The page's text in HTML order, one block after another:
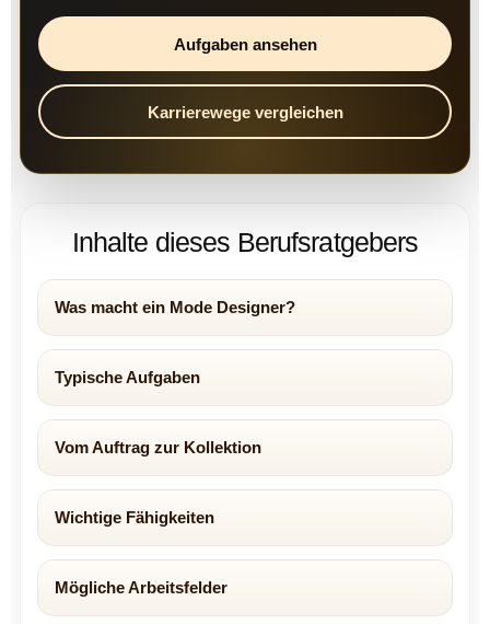
Aufgaben ansehen
Karrierewege vergleichen
Inhalte dieses Berufsratgebers
Was macht ein Mode Designer?
Typische Aufgaben
Vom Auftrag zur Kollektion
Wichtige Fähigkeiten
Mögliche Arbeitsfelder